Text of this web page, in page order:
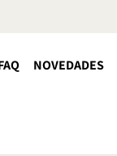
NOVEDADES